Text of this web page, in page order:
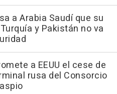
a Arabia Saudí que su
y Pakistán no va
a EEUU el cese de
rusa del Consorcio